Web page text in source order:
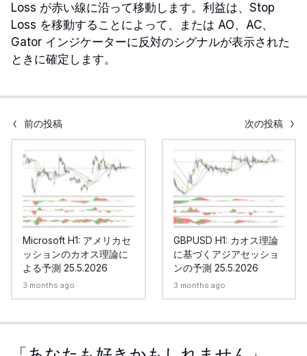
Loss が赤い線に沿って移動します。利益は、Stop
Loss を移動することによって、または AO、AC、
Gator インジケーターに反対のシグナルが表示された
ときに確定します。
前の投稿 次の投稿
Microsoft H1: アメリカセ
ッションのカオス理論に
よる予測 25.5.2026
3 months ago
GBPUSD H1: カオス理論
に基づくアジアセッショ
ンの予測 25.5.2026
3 months ago